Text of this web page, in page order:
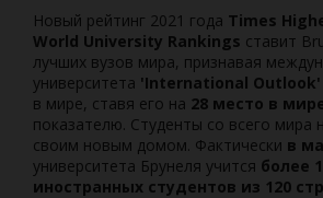
Новый рейтинг 2021 года Times
World University Rankings ставит
лучших вузов мира, признавая
университета 'International Outlook'
в мире, ставя его на 28 место в
показателю. Студенты со всего мира
своим новым домом. Фактически в
университета Брунеля учится более
иностранных студентов из 120